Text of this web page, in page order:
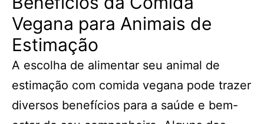
Vegana para Animais de
Estimação
A escolha de alimentar seu animal de
estimação com comida vegana pode trazer
diversos benefícios para a saúde e bem-